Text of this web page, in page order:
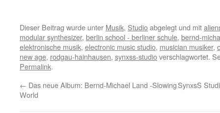
Dieser Beitrag wurde unter Musik, Studioabgelegt und mit
modular synthesizer, berlin school - berliner schule, bernd-
elektronische musik, electronic music studio, musician musiker,
new age, rodgau-hainhausen, synxss-studioverschlagwortet.
Permalink.
← Das neue Album: Bernd-Michael Land -Slowing
World
SynxsS